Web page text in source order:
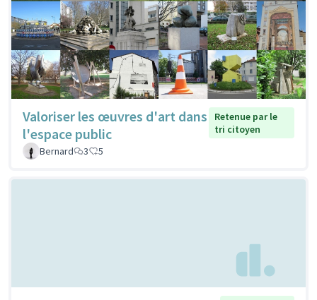
Valoriser les œuvres d'art dans
l'espace public
Retenue par le
tri citoyen
Bernard
3 5